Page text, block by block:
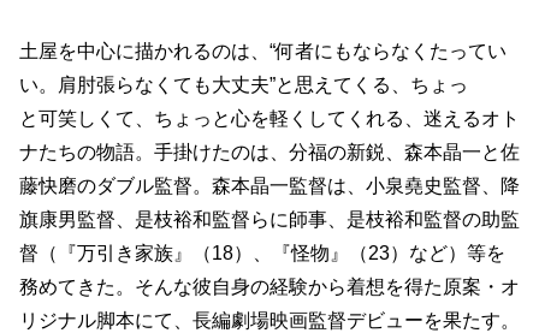
土屋を中心に描かれるのは、“何者にもならなくたってい
い。肩肘張らなくても大丈夫”と思えてくる、ちょっ
と可笑しくて、ちょっと心を軽くしてくれる、迷えるオト
ナたちの物語。手掛けたのは、分福の新鋭、森本晶一と佐
藤快磨のダブル監督。森本晶一監督は、小泉堯史監督、降
旗康男監督、是枝裕和監督らに師事、是枝裕和監督の助監
督（『万引き家族』（18）、『怪物』（23）など）等を
務めてきた。そんな彼自身の経験から着想を得た原案・オ
リジナル脚本にて、長編劇場映画監督デビューを果たす。